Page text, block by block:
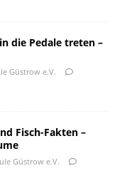
die Pedale treten –
Güstrow e.V.
Fisch-Fakten –
Güstrow e.V.